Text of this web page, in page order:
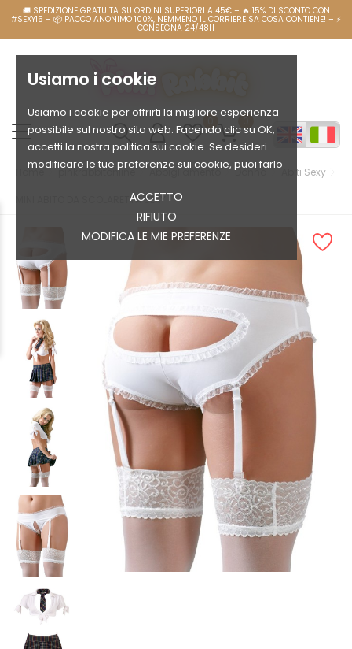
Usiamo i cookie
Usiamo i cookie per offrirti la migliore esperienza
possibile sul nostro sito web. Facendo clic su OK,
accetti la nostra politica sui cookie. Se desideri
modificare le tue preferenze sui cookie, puoi farlo
ACCETTO
RIFIUTO
MODIFICA LE MIE PREFERENZE
Home pinkrabbitonline Abbigliamento Donna Abiti Sexy
MINI ABITO DA SCOLARETTA SEXY